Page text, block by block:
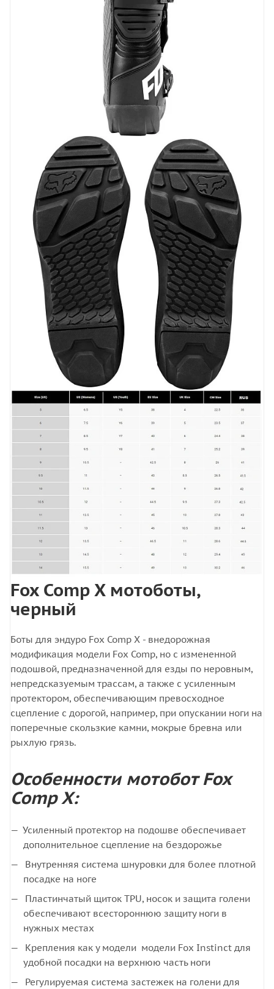
Fox Comp X мотоботы,
черный
Боты для эндуро Fox Comp X - внедорожная
модификация модели Fox Comp, но с измененной
подошвой, предназначенной для езды по неровным,
непредсказуемым трассам, а также с усиленным
протектором, обеспечивающим превосходное
сцепление с дорогой, например, при опускании ноги на
поперечные скользкие камни, мокрые бревна или
рыхлую грязь.
Особенности мотобот Fox
Comp X:
Усиленный протектор на подошве обеспечивает
дополнительное сцепление на бездорожье
Внутренняя система шнуровки для более плотной
посадке на ноге
Пластинчатый щиток TPU, носок и защита голени
обеспечивают всестороннюю защиту ноги в
нужных местах
Крепления как у модели модели Fox Instinct для
удобной посадки на верхнюю часть ноги
Регулируемая система застежек на голени для